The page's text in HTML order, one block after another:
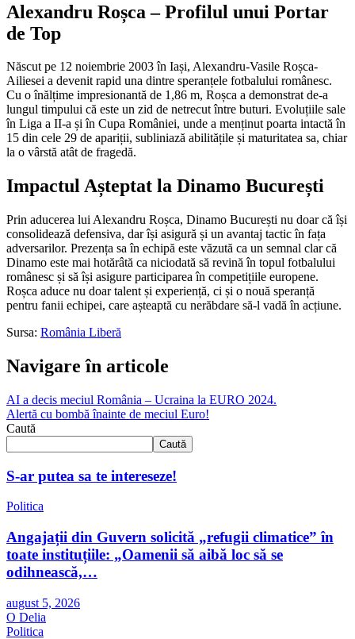
Alexandru Roșca – Profilul unui Portar
de Top
Născut pe 12 noiembrie 2003 în Iași, Alexandru-Vasile Roșca-
Ailiesei a devenit rapid una dintre speranțele fotbalului românesc.
Cu o înălțime impresionantă de 1,86 m, Roșca a demonstrat de-a
lungul timpului că este un zid de netrecut între buturi. Evoluțiile sale
în Liga a II-a și în Cupa României, unde a menținut poarta intactă în
15 din cele 29 de apariții, subliniază abilitățile și maturitatea sa, chiar
la o vârstă atât de fragedă.
Impactul Așteptat la Dinamo București
Prin aducerea lui Alexandru Roșca, Dinamo București nu doar că își
consolidează defensiva, dar își asigură și un avantaj tactic în fața
adversarilor. Prezența sa în echipă este văzută ca un semnal clar că
Dinamo este mai hotărâtă ca niciodată să revină în topul fotbalului
românesc și să își asigure participarea în competițiile europene.
Roșca aduce nu doar talent și experiență, ci și o nouă speranță
pentru fanii echipei, care așteaptă cu nerăbdare să-l vadă în acțiune.
Sursa: România Liberă
Navigare în articole
AI a decis meciul România – Ucraina la EURO 2024.
Alertă cu bombă înainte de meciul Euro!
Caută
Caută
S-ar putea sa te intereseze!
Politica
Angajații din Guvern solicită „refugii climatice” în
toate instituțiile: „Oamenii să aibă loc să se
odihnească,…
august 5, 2026
O Delia
Politica